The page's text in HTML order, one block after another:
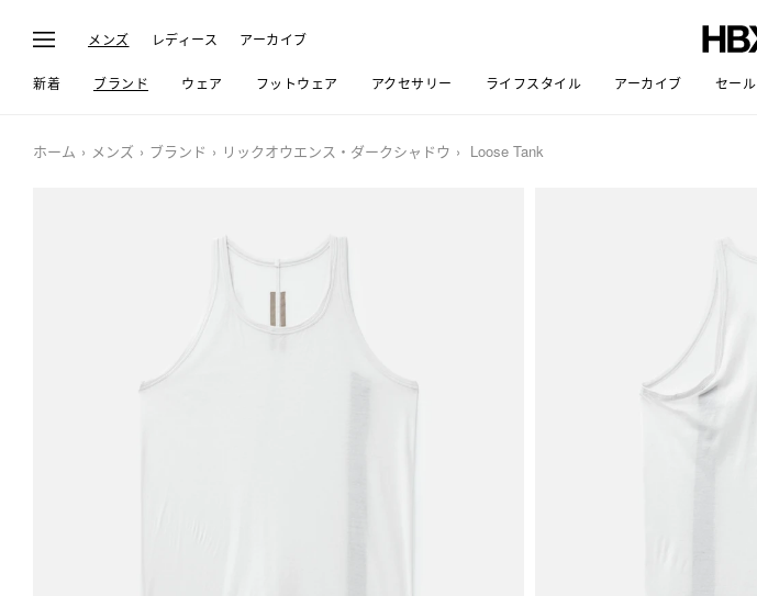
メンズ レディース アーカイブ
新着 ブランド ウェア フットウェア アクセサリー ライフスタイル アーカイブ セール
ホーム メンズ ブランド リックオウエンス・ダークシャドウ Loose Tank